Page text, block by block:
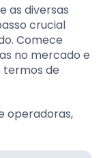
as diversas
crucial
Comece
no mercado e
termos de
operadoras,